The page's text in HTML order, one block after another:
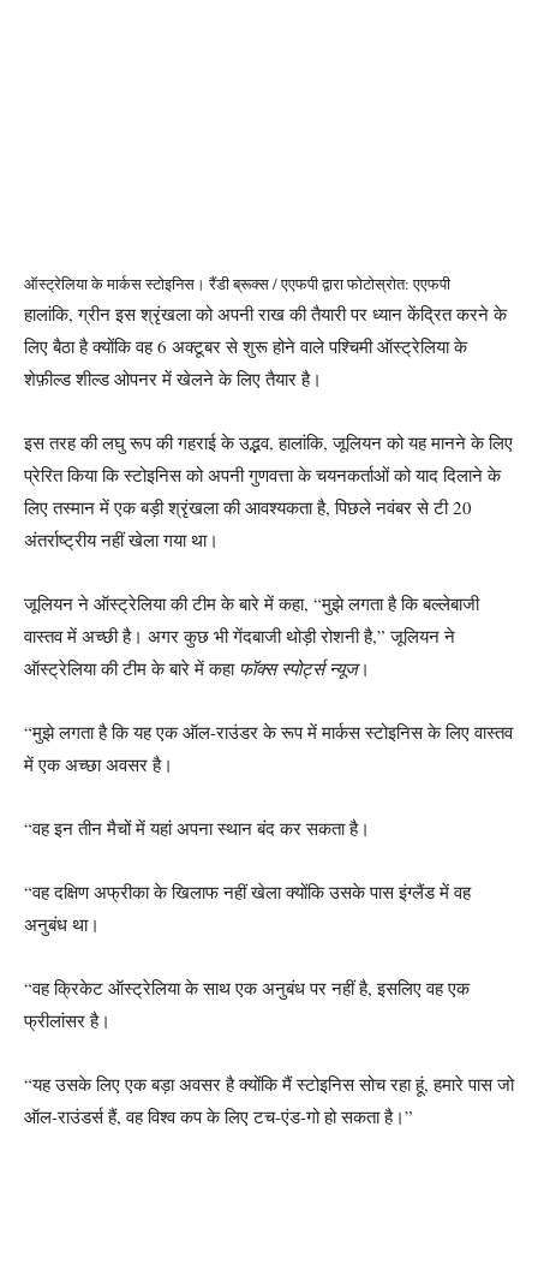
ऑस्ट्रेलिया के मार्कस स्टोइनिस। रैंडी ब्रूक्स / एएफपी द्वारा फोटोस्रोत: एएफपी
हालांकि, ग्रीन इस श्रृंखला को अपनी राख की तैयारी पर ध्यान केंद्रित करने के
लिए बैठा है क्योंकि वह 6 अक्टूबर से शुरू होने वाले पश्चिमी ऑस्ट्रेलिया के
शेफ़ील्ड शील्ड ओपनर में खेलने के लिए तैयार है।
इस तरह की लघु रूप की गहराई के उद्भव, हालांकि, जूलियन को यह मानने के लिए
प्रेरित किया कि स्टोइनिस को अपनी गुणवत्ता के चयनकर्ताओं को याद दिलाने के
लिए तस्मान में एक बड़ी श्रृंखला की आवश्यकता है, पिछले नवंबर से टी 20
अंतर्राष्ट्रीय नहीं खेला गया था।
जूलियन ने ऑस्ट्रेलिया की टीम के बारे में कहा, “मुझे लगता है कि बल्लेबाजी
वास्तव में अच्छी है। अगर कुछ भी गेंदबाजी थोड़ी रोशनी है,” जूलियन ने
ऑस्ट्रेलिया की टीम के बारे में कहा फॉक्स स्पोर्ट्स न्यूज।
“मुझे लगता है कि यह एक ऑल-राउंडर के रूप में मार्कस स्टोइनिस के लिए वास्तव
में एक अच्छा अवसर है।
“वह इन तीन मैचों में यहां अपना स्थान बंद कर सकता है।
“वह दक्षिण अफ्रीका के खिलाफ नहीं खेला क्योंकि उसके पास इंग्लैंड में वह
अनुबंध था।
“वह क्रिकेट ऑस्ट्रेलिया के साथ एक अनुबंध पर नहीं है, इसलिए वह एक
फ्रीलांसर है।
“यह उसके लिए एक बड़ा अवसर है क्योंकि मैं स्टोइनिस सोच रहा हूं, हमारे पास जो
ऑल-राउंडर्स हैं, वह विश्व कप के लिए टच-एंड-गो हो सकता है।”